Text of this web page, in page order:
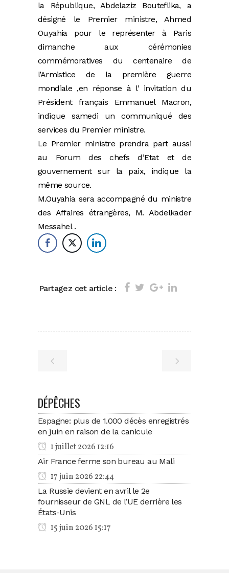
la République, Abdelaziz Bouteflika, a
désigné le Premier ministre, Ahmed
Ouyahia pour le représenter à Paris
dimanche aux cérémonies
commémoratives du centenaire de
l’Armistice de la première guerre
mondiale ,en réponse à l’ invitation du
Président français Emmanuel Macron,
indique samedi un communiqué des
services du Premier ministre.
Le Premier ministre prendra part aussi
au Forum des chefs d’Etat et de
gouvernement sur la paix, indique la
même source.
M.Ouyahia sera accompagné du ministre
des Affaires étrangères, M. Abdelkader
Messahel .
Partagez cet article :
DÉPÊCHES
Espagne: plus de 1.000 décès enregistrés
en juin en raison de la canicule
1 juillet 2026 12:16
Air France ferme son bureau au Mali
17 juin 2026 22:44
La Russie devient en avril le 2e
fournisseur de GNL de l’UE derrière les
États-Unis
15 juin 2026 15:17